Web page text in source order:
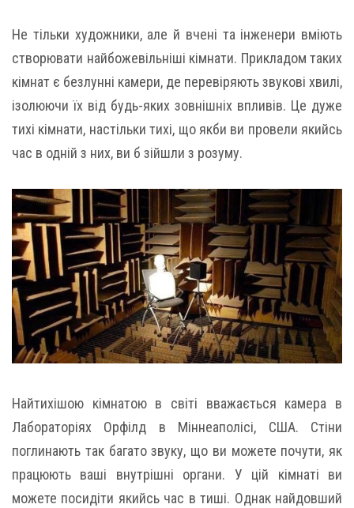
Не тільки художники, але й вчені та інженери вміють
створювати найбожевільніші кімнати. Прикладом таких
кімнат є безлунні камери, де перевіряють звукові хвилі,
ізолюючи їх від будь-яких зовнішніх впливів. Це дуже
тихі кімнати, настільки тихі, що якби ви провели якийсь
час в одній з них, ви б зійшли з розуму.
Найтихішою кімнатою в світі вважається камера в
Лабораторіях Орфілд в Міннеаполісі, США. Стіни
поглинають так багато звуку, що ви можете почути, як
працюють ваші внутрішні органи. У цій кімнаті ви
можете посидіти якийсь час в тиші. Однак найдовший